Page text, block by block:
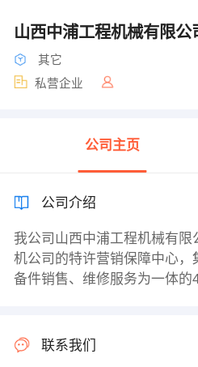
山西中浦工程机械有限公
其它
私营企业
公司主页
公司介绍
我公司山西中浦工程机械有限
机公司的特许营销保障中心，
备件销售、维修服务为一体的
联系我们